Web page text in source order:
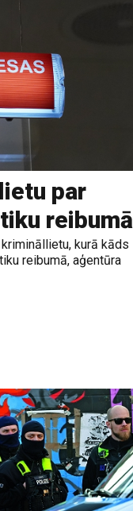
par
reibumā
kurā kāds
reibumā, aģentūra